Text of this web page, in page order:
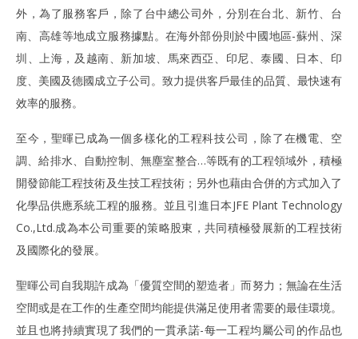
外，為了服務客戶，除了台中總公司外，分別在台北、新竹、台
南、高雄等地成立服務據點。在海外部份則於中國地區-蘇州、深
圳、上海，及越南、新加坡、馬來西亞、印尼、泰國、日本、印
度、美國及德國成立子公司。致力提供客戶最佳的品質、最快速有
效率的服務。
至今，聖暉已成為一個多樣化的工程科技公司，除了在機電、空
調、給排水、自動控制、無塵室整合…等既有的工程領域外，積極
開發節能工程技術及生技工程技術；另外也藉由合併的方式加入了
化學品供應系統工程的服務。並且引進日本JFE Plant Technology
Co.,Ltd.成為本公司重要的策略股東，共同積極發展新的工程技術
及國際化的發展。
聖暉公司自我期許成為「優質空間的塑造者」而努力；無論在生活
空間或是在工作的生產空間均能提供滿足使用者需要的最佳環境。
並且也將持續實現了我們的一貫承諾-每一工程均屬公司的作品也